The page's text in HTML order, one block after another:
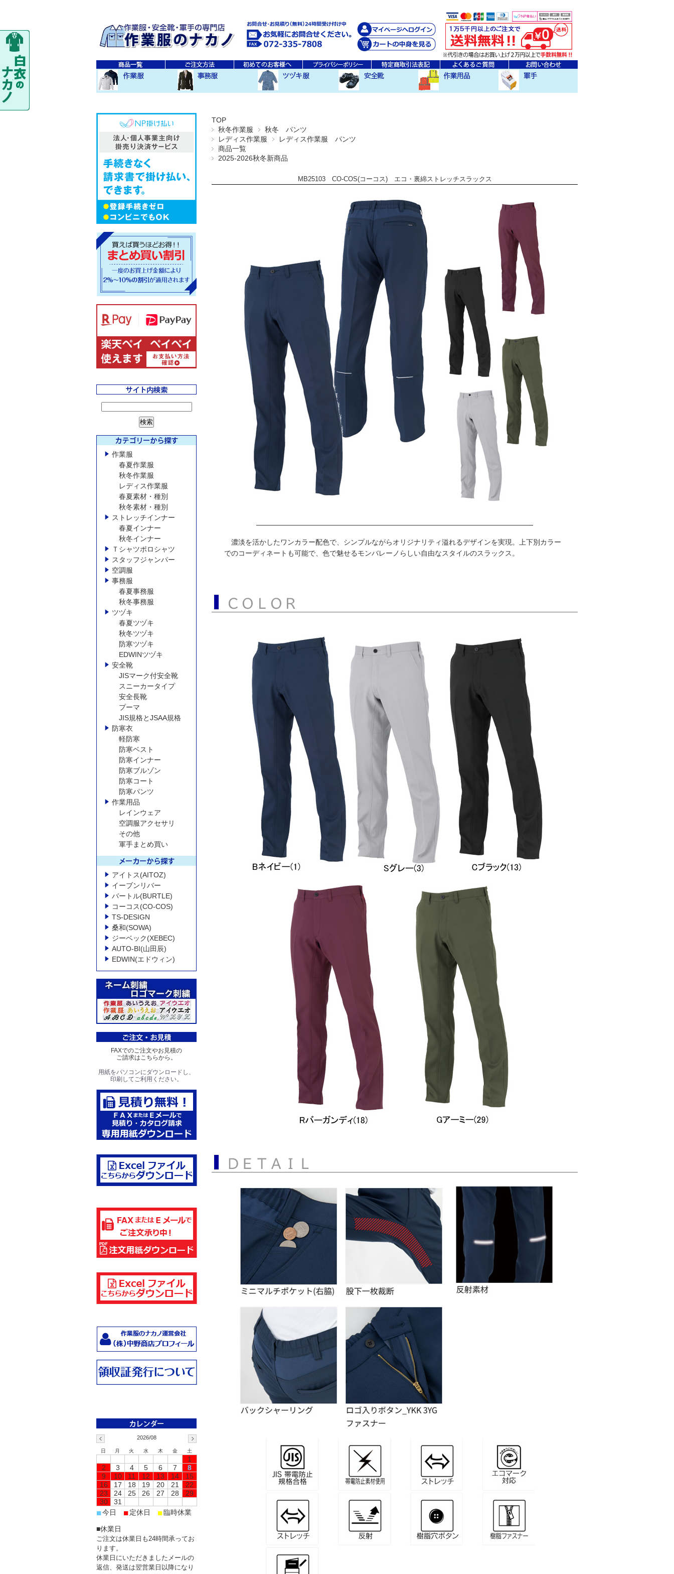
TOP
秋冬作業服
秋冬 パンツ
レディス作業服
レディス作業服 パンツ
商品一覧
2025-2026秋冬新商品
MB25103 CO-COS(コーコス) エコ・裏綿ストレッチスラックス
濃淡を活かしたワンカラー配色で、シンプルながらオリジナリティ溢れるデザインを実現。上下別カラー
でのコーディネートも可能で、色で魅せるモンバレーノらしい自由なスタイルのスラックス。
作業服
春夏作業服
秋冬作業服
レディス作業服
春夏素材・種別
秋冬素材・種別
ストレッチインナー
春夏インナー
秋冬インナー
Ｔシャツポロシャツ
スタッフジャンパー
空調服
事務服
春夏事務服
秋冬事務服
ツヅキ
春夏ツヅキ
秋冬ツヅキ
防寒ツヅキ
EDWINツヅキ
安全靴
JISマーク付安全靴
スニーカータイプ
安全長靴
プーマ
JIS規格とJSAA規格
防寒衣
軽防寒
防寒ベスト
防寒インナー
防寒ブルゾン
防寒コート
防寒パンツ
作業用品
レインウェア
空調服アクセサリ
その他
軍手まとめ買い
アイトス(AITOZ)
イーブンリバー
バートル(BURTLE)
コーコス(CO-COS)
TS-DESIGN
桑和(SOWA)
ジーベック(XEBEC)
AUTO-BI(山田辰)
EDWIN(エドウィン)
FAXでのご注文やお見積の
ご請求はこちらから。
用紙をパソコンにダウンロードし、
印刷してご利用ください。
2026/08
日 月 火 水 木 金 土
1
2
3 4 5 6 7
8
9
10 11 12 13 14
15
16
17 18 19 20 21
22
23
24 25 26 27 28
29
30
31
■今日 ■定休日 ■臨時休業
■休業日
ご注文は休業日も24時間承ってお
ります。
休業日にいただきましたメールの
返信、発送は翌営業日以降になり